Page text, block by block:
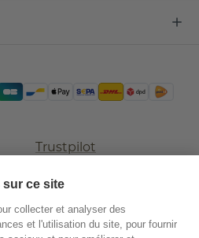
Trustpilot
ce site
collecter et analyser des
et l'utilisation du site, pour fournir